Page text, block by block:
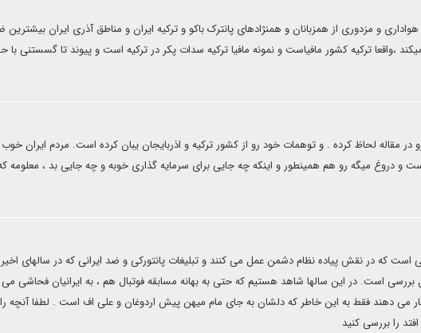
هواداری و مزدوری از همزبانان و همنژادهای پانترک باکو و ترکیه ایران و مناطق آذری ایران بیشترین
،واقعا ترکیه کشور مافیاست و نمونه مافیا ترکیه سدات پکر در ترکیه است و پیوند تا گسستنی
مقاله لحاظ کرده . و توهمات خود رو از کشور ترکیه و اذربایجان یبان کرده است. مردم ایران خوب
دروغ میگه رو هم همینطور و اینکه چه جایی برای سرمایه گذاری خوبه و چه جایی بد ، معلومه
که در نقش پیاده نظام دشمن عمل می کنند و تبلیغات پانتورکی و ضد ایرانی که در سالهای
است. در این سالها شاهد هستیم که حتی به بهانه مسابقه فوتبال هم ، به ایرانیان فحاشی می
می دهند فقط به این خاطر که دلشان به جای مام میهن پیش اردوغان و علی اف است . لطفا آنچه
را بررسی کنید